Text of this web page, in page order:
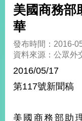
總
合
外
價
外
美國商務部
華
發布時間：2016-
資料來源：公眾外
2016/05/17
第117
美國商務部助